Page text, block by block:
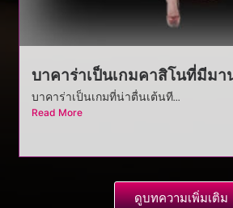
บาคาร่าเป็นเกมคาสิโนที่มีม
บาคาร่าเป็นเกมที่น่าตื่นเต้นที...
Read More
ดูบทความเพิ่มเติม